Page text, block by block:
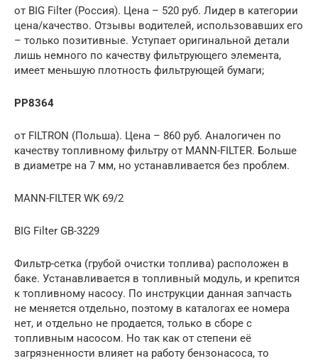
от BIG Filter (Россия). Цена – 520 руб. Лидер в категории
цена/качество. Отзывы водителей, использовавших его
– только позитивные. Уступает оригинальной детали
лишь немного по качеству фильтрующего элемента,
имеет меньшую плотность фильтрующей бумаги;
PP8364
от FILTRON (Польша). Цена – 860 руб. Аналогичен по
качеству топливному фильтру от MANN-FILTER. Больше
в диаметре на 7 мм, но устанавливается без проблем.
MANN-FILTER WK 69/2
BIG Filter GB-3229
Фильтр-сетка (грубой очистки топлива) расположен в
баке. Устанавливается в топливный модуль, и крепится
к топливному насосу. По инструкции данная запчасть
не меняется отдельно, поэтому в каталогах ее номера
нет, и отдельно не продается, только в сборе с
топливным насосом. Но так как от степени её
загрязненности влияет на работу бензонасоса, то